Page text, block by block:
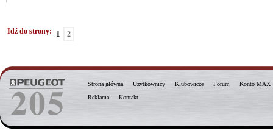
Idź do strony: 1 2
Strona główna Użytkownicy Klubowicze Forum
Konto MAX
Reklama
Kontakt